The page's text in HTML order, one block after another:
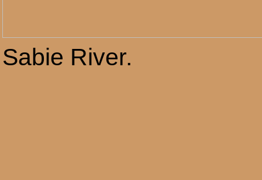
Sabie River.